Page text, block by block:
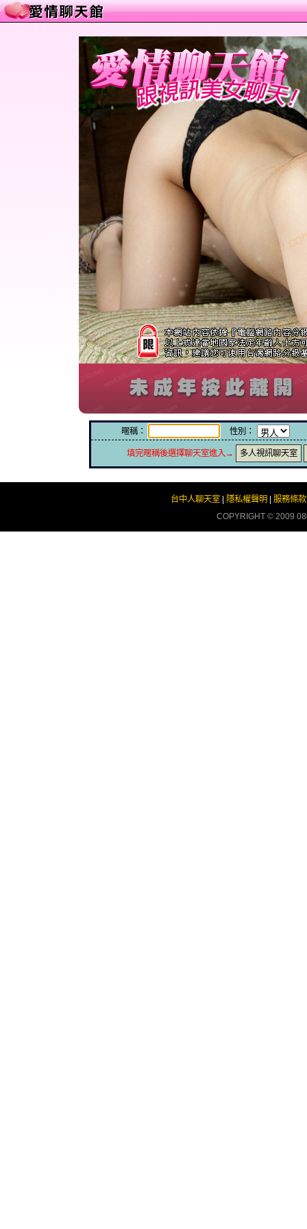
暱稱： 性別：
填完暱稱後選擇聊天室進入→ 多人視訊聊天室
台中人聊天室| 隱私權聲明 服務條款
COPYRIGHT © 2009